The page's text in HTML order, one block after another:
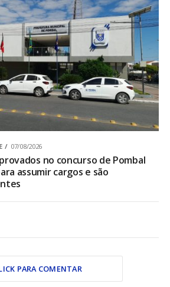
07/08/2026
no concurso de Pombal
assumir cargos e são
PARA COMENTAR